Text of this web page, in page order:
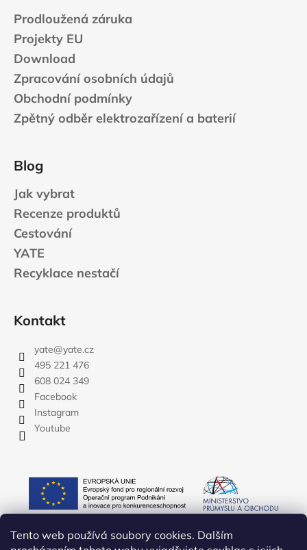
Tento web používá soubory cookies. Dalším
Prodloužená záruka
Projekty EU
Download
Zpracování osobních údajů
Obchodní podmínky
Zpětný odběr elektrozařízení a baterií
Blog
Jak vybrat
Recenze produktů
Cestování
YATE
Recyklace nestačí
Kontakt
yate@yate.cz
495 221 476
608 024 349
Facebook
Instagram
Youtube